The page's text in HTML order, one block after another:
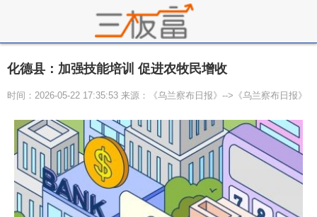
化德县：加强技能培训 促进农牧民增收
时间：2026-05-22 17:35:53 来源：《乌兰察布日报》-->《乌兰察布日报》